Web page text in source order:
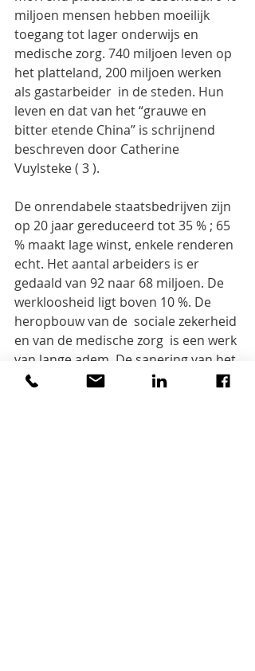
miljoen mensen hebben moeilijk
toegang tot lager onderwijs en
medische zorg. 740 miljoen leven op
het platteland, 200 miljoen werken
als gastarbeider  in de steden. Hun
leven en dat van het “grauwe en
bitter etende China” is schrijnend
beschreven door Catherine
Vuylsteke ( 3 ).
De onrendabele staatsbedrijven zijn
op 20 jaar gereduceerd tot 35 % ; 65
% maakt lage winst, enkele renderen
echt. Het aantal arbeiders is er
gedaald van 92 naar 68 miljoen. De
werkloosheid ligt boven 10 %. De
heropbouw van de  sociale zekerheid
en van de medische zorg  is een werk
van lange adem. De sanering van het
bankwezen is aan de gang en wordt